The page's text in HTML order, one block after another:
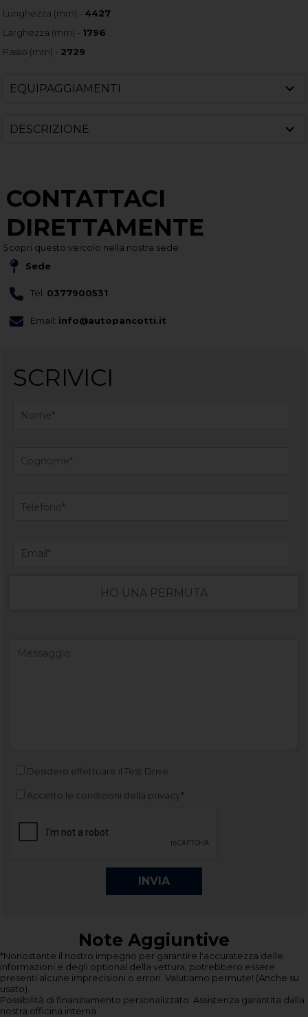
Lunghezza (mm) - 4427
Larghezza (mm) - 1796
Passo (mm) - 2729
EQUIPAGGIAMENTI
DESCRIZIONE
CONTATTACI
DIRETTAMENTE
Scopri questo veicolo nella nostra sede:
Sede
Tel. 0377900531
Email: info@autopancotti.it
SCRIVICI
HO UNA PERMUTA
Desidero effettuare il Test Drive
Accetto le condizioni della privacy*
Note Aggiuntive
*Nonostante il nostro impegno per garantire l'accuratezza delle
informazioni e degli optional della vettura, potrebbero essere
presenti alcune imprecisioni o errori. Valutiamo permute! (Anche su
usato).
Possibilità di finanziamento personalizzato. Assistenza garantita dalla
nostra officina interna.